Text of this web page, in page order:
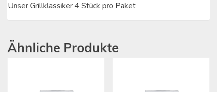
Unser Grillklassiker 4 Stück pro Paket
Ähnliche Produkte